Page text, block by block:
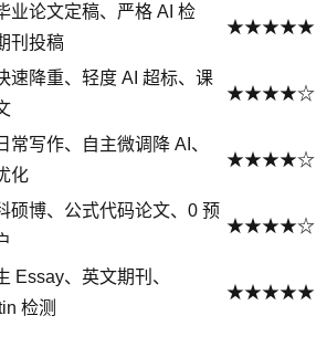
业论文定稿、严格 AI 检
刊投稿
★★★★★
速降重、轻度 AI 超标、课
★★★★☆
常写作、自主微调降 AI、
化
★★★★☆
硕博、公式代码论文、0 预
★★★★☆
Essay、英文期刊、
检测
★★★★★